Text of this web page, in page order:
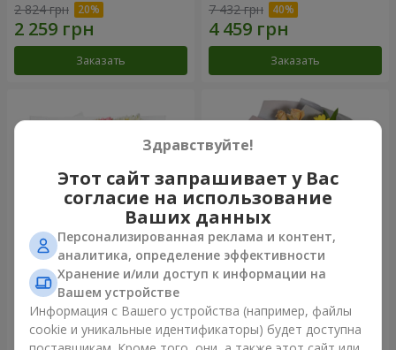
2 824 грн
Заказать
7 432 грн
Заказать
Букет "Крещатик"
4 427 грн
Букет "Мы и лето"
1 732 грн
Здравствуйте!
Этот сайт запрашивает у Вас
согласие на использование
Ваших данных
Персонализированная реклама и контент,
аналитика, определение эффективности
Хранение и/или доступ к информации на
Вашем устройстве
Информация с Вашего устройства (например, файлы
cookie и уникальные идентификаторы) будет доступна